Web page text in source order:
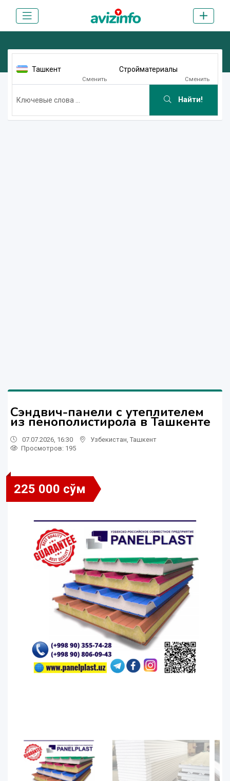
Ташкент
Сменить
Стройматериалы
Сменить
Найти!
Сэндвич-панели с утеплителем
из пенополистирола в Ташкенте
07.07.2026, 16:30 Узбекистан Ташкент
Просмотров: 195
225 000 сўм